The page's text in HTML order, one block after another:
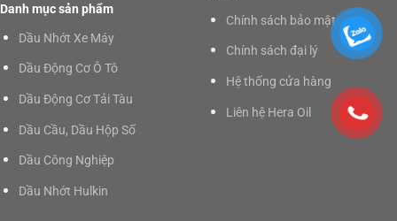
Danh mục sản phẩm
Dầu Nhớt Xe Máy
Dầu Động Cơ Ô Tô
Dầu Động Cơ Tải Tàu
Dầu Cầu, Dầu Hộp Số
Dầu Công Nghiệp
Dầu Nhớt Hulkin
Chính sách bảo mật
Chính sách đại lý
Hệ thống cửa hàng
Liên hệ Hera Oil